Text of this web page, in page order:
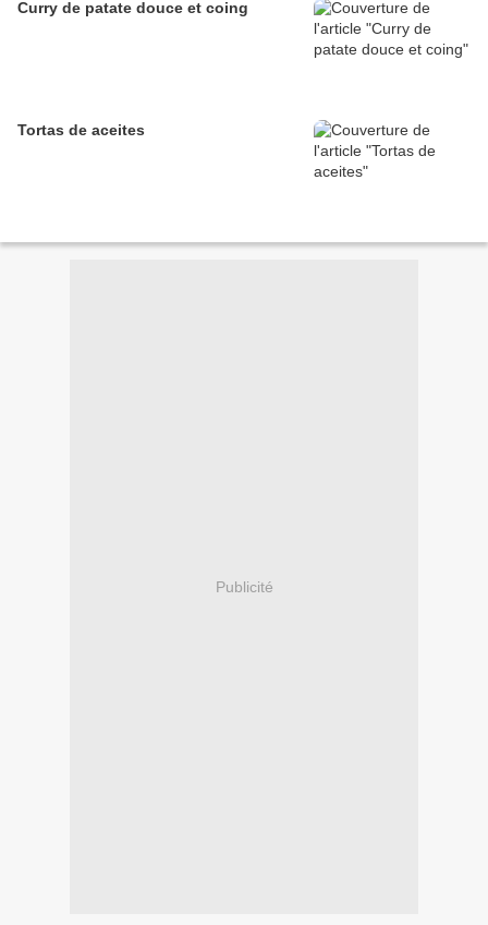
Curry de patate douce et coing
Tortas de aceites
Publicité